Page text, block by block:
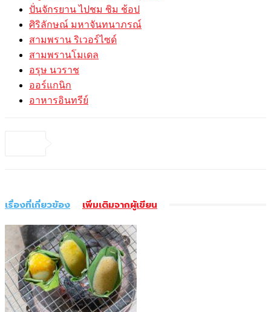
ปั่นจักรยาน ไปชม ชิม ช้อป
ศิริลักษณ์ มหาจันทนาภรณ์
สามพราน ริเวอร์ไซด์
สามพรานโมเดล
อรุษ นวราช
ออร์แกนิก
อาหารอินทรีย์
เรื่องที่เกี่ยวข้อง เพิ่มเติมจากผู้เขียน